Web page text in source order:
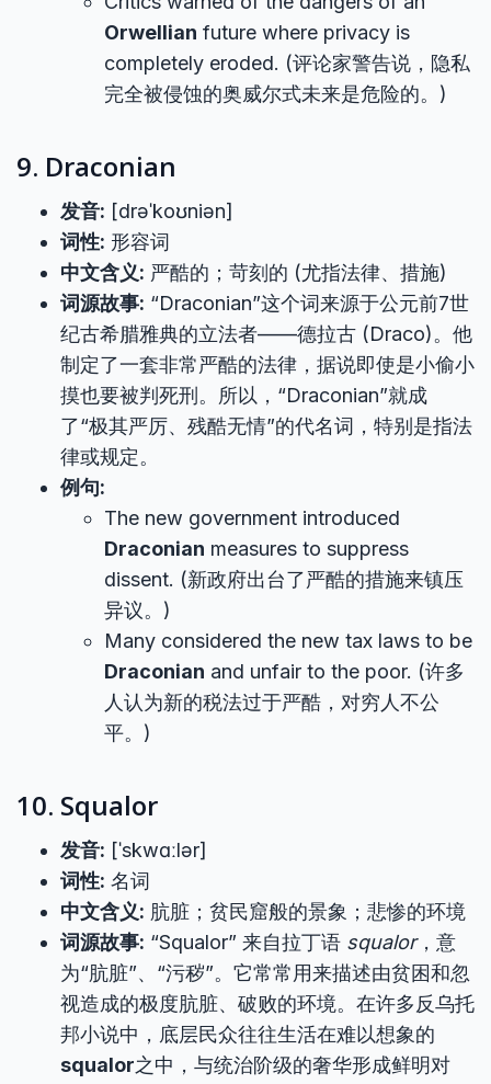
Orwellian future where privacy is
completely eroded. (评论家警告说，隐私
完全被侵蚀的奥威尔式未来是危险的。)
9. Draconian
发音: [drəˈkoʊniən]
词性: 形容词
中文含义: 严酷的；苛刻的 (尤指法律、措施)
词源故事: “Draconian”这个词来源于公元前7世
纪古希腊雅典的立法者——德拉古 (Draco)。他
制定了一套非常严酷的法律，据说即使是小偷小
摸也要被判死刑。所以，“Draconian”就成
了“极其严厉、残酷无情”的代名词，特别是指法
律或规定。
例句:
The new government introduced
Draconian measures to suppress
dissent. (新政府出台了严酷的措施来镇压
异议。)
Many considered the new tax laws to be
Draconian and unfair to the poor. (许多
人认为新的税法过于严酷，对穷人不公
平。)
10. Squalor
发音: [ˈskwɑːlər]
词性: 名词
中文含义: 肮脏；贫民窟般的景象；悲惨的环境
词源故事: “Squalor” 来自拉丁语 squalor，意
为“肮脏”、“污秽”。它常常用来描述由贫困和忽
视造成的极度肮脏、破败的环境。在许多反乌托
邦小说中，底层民众往往生活在难以想象的
squalor之中，与统治阶级的奢华形成鲜明对